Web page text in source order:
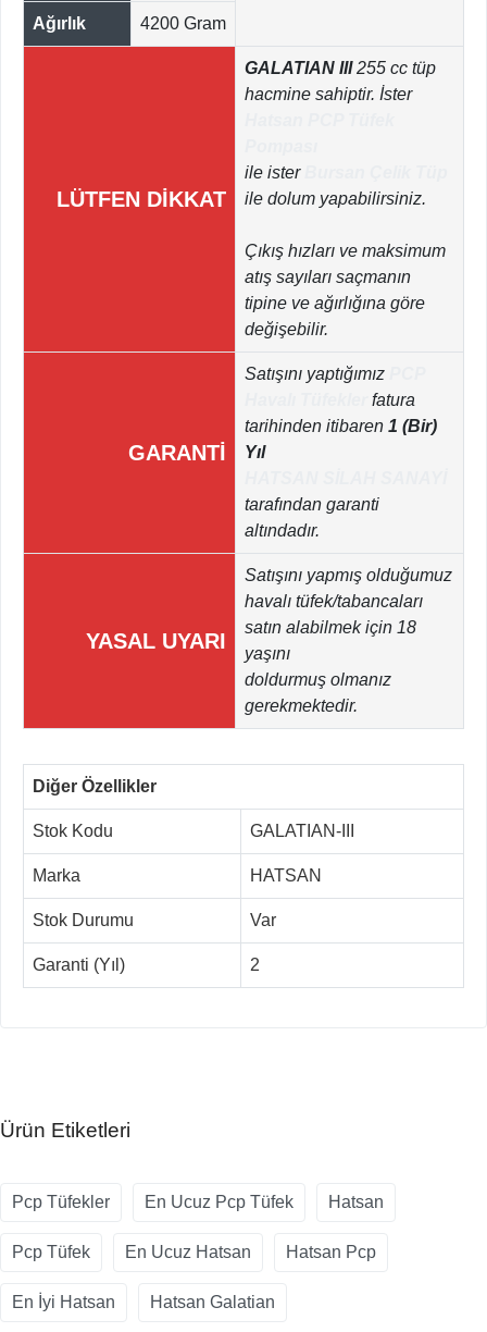
Ağırlık 4200 Gram
LÜTFEN DİKKAT
GALATIAN III255 cc tüp
hacmine sahiptir. İster
ile ister
ile dolum yapabilirsiniz.
Çıkış hızları ve maksimum
atış sayıları saçmanın
tipine ve ağırlığına göre
değişebilir.
GARANTİ
Satışını yaptığımız
fatura
tarihinden itibaren 1 (Bir)
Yıl
tarafından garanti
altındadır.
YASAL UYARI
Satışını yapmış olduğumuz
havalı tüfek/tabancaları
satın alabilmek için 18
yaşını
doldurmuş olmanız
gerekmektedir.
Diğer Özellikler
Stok Kodu GALATIAN-III
Marka HATSAN
Stok Durumu Var
Garanti (Yıl) 2
Ürün Etiketleri
Pcp Tüfekler En Ucuz Pcp Tüfek Hatsan
Pcp Tüfek En Ucuz Hatsan Hatsan Pcp
En İyi Hatsan Hatsan Galatian